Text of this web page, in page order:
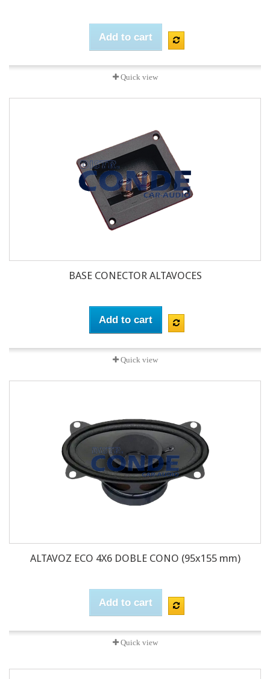
Add to cart
Quick view
BASE CONECTOR ALTAVOCES
Add to cart
Quick view
ALTAVOZ ECO 4X6 DOBLE CONO (95x155 mm)
Add to cart
Quick view